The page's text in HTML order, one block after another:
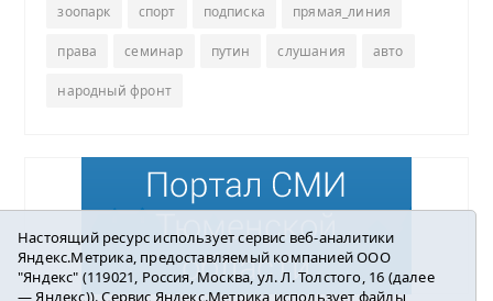
зоопарк спорт подписка прямая_линия
права семинар путин слушания авто
народный фронт
Настоящий ресурс использует сервис веб-аналитики
Яндекс.Метрика, предоставляемый компанией ООО
"Яндекс" (119021, Россия, Москва, ул. Л. Толстого, 16 (далее
— Яндекс)). Сервис Яндекс.Метрика использует файлы